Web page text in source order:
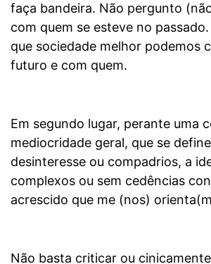
faça bandeira. Não pergunto
com quem se esteve no
que sociedade melhor podemos
futuro e com quem.
Em segundo lugar, perante uma
mediocridade geral, que se
desinteresse ou compadrios, a
complexos ou sem cedências
acrescido que me (nos)
Não basta criticar ou